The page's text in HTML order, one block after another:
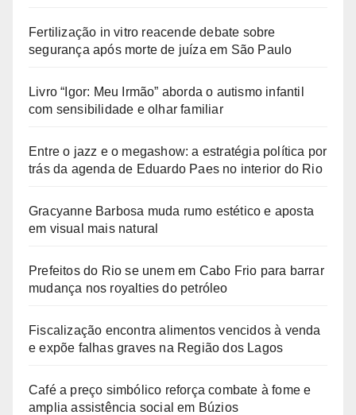
Fertilização in vitro reacende debate sobre
segurança após morte de juíza em São Paulo
Livro “Igor: Meu Irmão” aborda o autismo infantil
com sensibilidade e olhar familiar
Entre o jazz e o megashow: a estratégia política por
trás da agenda de Eduardo Paes no interior do Rio
Gracyanne Barbosa muda rumo estético e aposta
em visual mais natural
Prefeitos do Rio se unem em Cabo Frio para barrar
mudança nos royalties do petróleo
Fiscalização encontra alimentos vencidos à venda
e expõe falhas graves na Região dos Lagos
Café a preço simbólico reforça combate à fome e
amplia assistência social em Búzios